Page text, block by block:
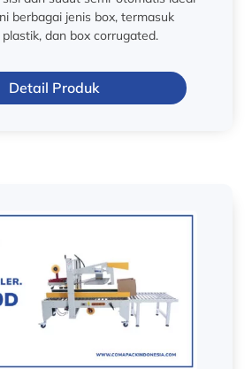
berbagai jenis box, termasuk
dan box corrugated.
Detail Produk